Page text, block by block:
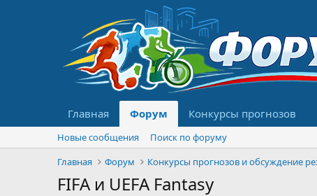
Главная Форум Конкурсы прогнозов
Новые сообщения
Поиск по форуму
Главная
Форум
FIFA и UEFA Fantasy